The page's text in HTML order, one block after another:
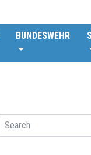
BUNDESWEHR